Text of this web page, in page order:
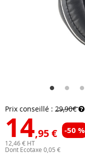
Prix conseillé : 29,90€
14,95 € -50 %
12,46 € HT
Dont Ecotaxe 0,05 €